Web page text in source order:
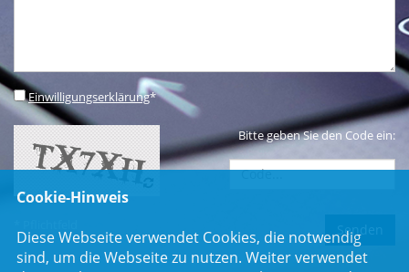
Einwilligungserklärung*
Bitte geben Sie den Code ein:
Cookie-Hinweis
Diese Webseite verwendet Cookies, die notwendig
sind, um die Webseite zu nutzen. Weiter verwendet